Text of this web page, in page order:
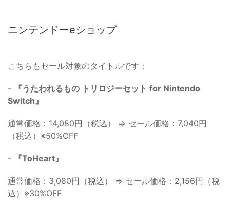
ニンテンドーeショップ
こちらもセール対象のタイトルです：
-
『うたわれるもの トリロジーセット for Nintendo
Switch』
通常価格：14,080円（税込） ⇒ セール価格：7,040円
（税込）※50%OFF
- 『ToHeart』
通常価格：3,080円（税込） ⇒ セール価格：2,156円（税
込）※30%OFF